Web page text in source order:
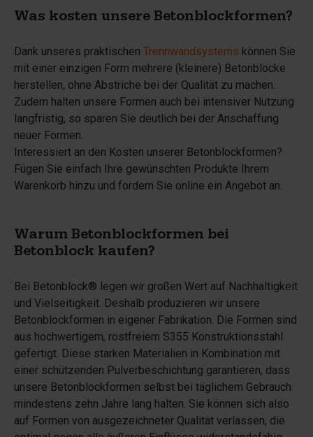
Was kosten unsere Betonblockformen?
Dank unseres praktischen Trennwandsystems können Sie
mit einer einzigen Form mehrere (kleinere) Betonblöcke
herstellen, ohne Abstriche bei der Qualität zu machen.
Zudem halten unsere Formen auch bei intensiver Nutzung
langfristig, so sparen Sie deutlich bei der Anschaffung
neuer Formen.
Interessiert an den Kosten unserer Betonblockformen?
Fügen Sie einfach Ihre gewünschten Produkte Ihrem
Warenkorb hinzu und fordern Sie online ein Angebot an.
Warum Betonblockformen bei
Betonblock kaufen?
Bei Betonblock® legen wir großen Wert auf Nachhaltigkeit
und Vielseitigkeit. Deshalb produzieren wir unsere
Betonblockformen in eigener Fabrikation. Die Formen sind
aus hochwertigem, rostfreiem S355 Konstruktionsstahl
gefertigt. Diese starken Materialien in Kombination mit
einer schützenden Pulverbeschichtung garantieren, dass
unsere Betonblockformen selbst bei täglichem Gebrauch
mindestens zehn Jahre lang halten. Sie können sich also
auf Formen von ausgezeichneter Qualität verlassen, die